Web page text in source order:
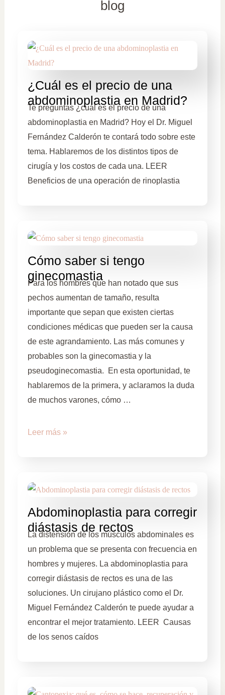
blog
¿Cuál es el precio de una
abdominoplastia en Madrid?
Te preguntas ¿cuál es el precio de una
abdominoplastia en Madrid? Hoy el Dr. Miguel
Fernández Calderón te contará todo sobre este
tema. Hablaremos de los distintos tipos de
cirugía y los costos de cada una. LEER
Beneficios de una operación de rinoplastia
Cómo saber si tengo
ginecomastia
Para los hombres que han notado que sus
pechos aumentan de tamaño, resulta
importante que sepan que existen ciertas
condiciones médicas que pueden ser la causa
de este agrandamiento. Las más comunes y
probables son la ginecomastia y la
pseudoginecomastia. En esta oportunidad, te
hablaremos de la primera, y aclaramos la duda
de muchos varones, cómo …
Leer más »
Abdominoplastia para corregir
diástasis de rectos
La distensión de los músculos abdominales es
un problema que se presenta con frecuencia en
hombres y mujeres. La abdominoplastia para
corregir diástasis de rectos es una de las
soluciones. Un cirujano plástico como el Dr.
Miguel Fernández Calderón te puede ayudar a
encontrar el mejor tratamiento. LEER Causas
de los senos caídos